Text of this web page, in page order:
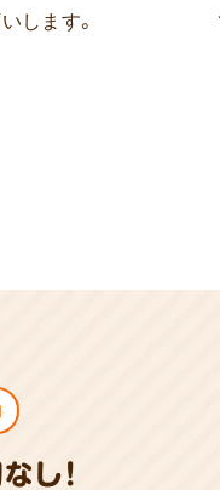
します。
し!